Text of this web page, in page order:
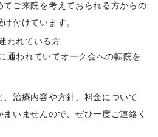
てご来院を考えておられる方からの
付けています。
われている方
通われていてオーク会への転院を
治療内容や方針、料金について
いませんので、ぜひ一度ご連絡く